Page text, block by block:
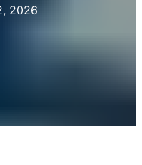
2026